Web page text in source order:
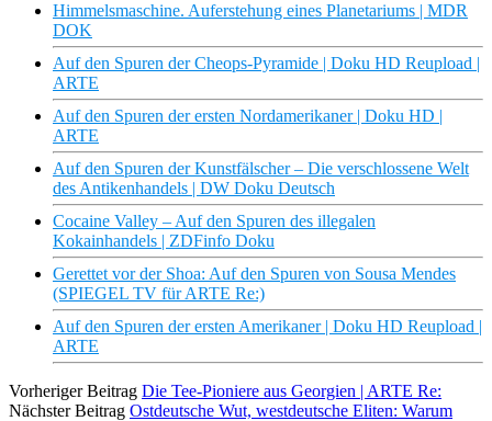
Himmelsmaschine. Auferstehung eines Planetariums | MDR
DOK
Auf den Spuren der Cheops-Pyramide | Doku HD Reupload |
ARTE
Auf den Spuren der ersten Nordamerikaner | Doku HD |
ARTE
Auf den Spuren der Kunstfälscher – Die verschlossene Welt
des Antikenhandels | DW Doku Deutsch
Cocaine Valley – Auf den Spuren des illegalen
Kokainhandels | ZDFinfo Doku
Gerettet vor der Shoa: Auf den Spuren von Sousa Mendes
(SPIEGEL TV für ARTE Re:)
Auf den Spuren der ersten Amerikaner | Doku HD Reupload |
ARTE
Vorheriger Beitrag Die Tee-Pioniere aus Georgien | ARTE Re:
Nächster Beitrag Ostdeutsche Wut, westdeutsche Eliten: Warum